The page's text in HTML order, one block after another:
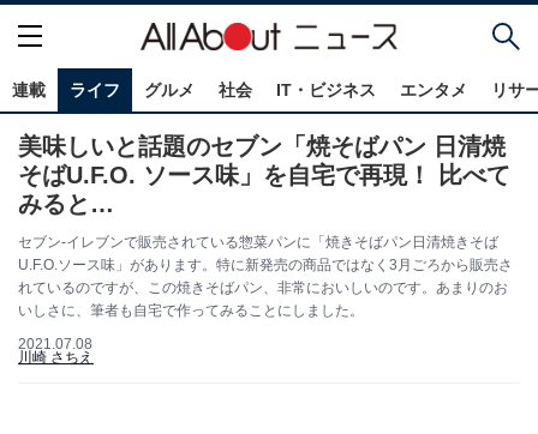
連載 ライフ グルメ 社会 IT・ビジネス エンタメ リサ
美味しいと話題のセブン「焼そばパン 日清焼
そばU.F.O. ソース味」を自宅で再現！ 比べて
みると…
セブン-イレブンで販売されている惣菜パンに「焼きそばパン日清焼きそば
U.F.O.ソース味」があります。特に新発売の商品ではなく3月ごろから販売さ
れているのですが、この焼きそばパン、非常においしいのです。あまりのお
いしさに、筆者も自宅で作ってみることにしました。
2021.07.08
川崎 さちえ